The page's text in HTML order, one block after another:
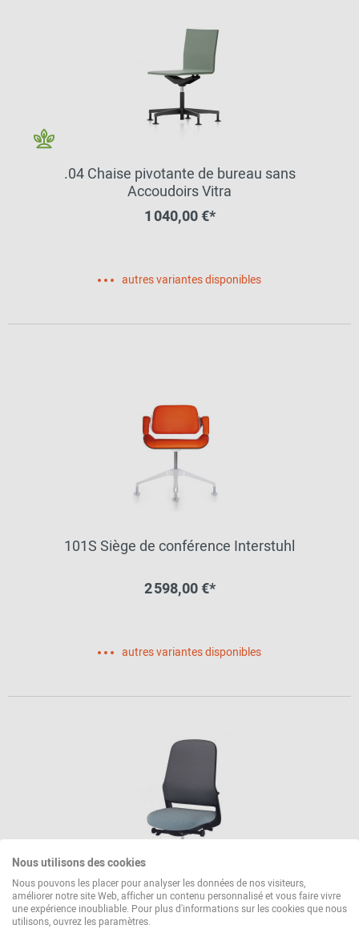
.04 Chaise pivotante de bureau sans
Accoudoirs Vitra
1 040,00 €*
autres variantes disponibles
101S Siège de conférence Interstuhl
2 598,00 €*
autres variantes disponibles
164/7 ME Chaise pivotante Wilkhahn
Nous utilisons des cookies
Nous pouvons les placer pour analyser les données de nos visiteurs,
améliorer notre site Web, afficher un contenu personnalisé et vous faire vivre
une expérience inoubliable. Pour plus d'informations sur les cookies que nous
utilisons, ouvrez les paramètres.